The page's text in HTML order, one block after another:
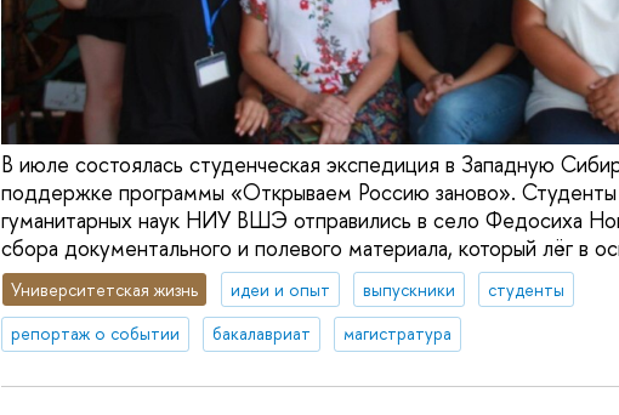
В июле состоялась студенческая экспедиция в Западную
поддержке программы «Открываем Россию заново». Студенты
гуманитарных наук НИУ ВШЭ отправились в село Федосиха
сбора документального и полевого материала, который лёг в
Университетская жизнь идеи и опыт выпускники
студенты
репортаж о событии
бакалавриат магистратура